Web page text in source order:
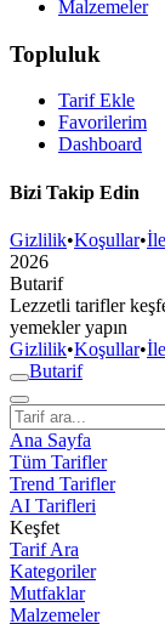
Malzemeler
Topluluk
Tarif Ekle
Favorilerim
Dashboard
Bizi Takip Edin
Gizlilik•Koşullar•
2026
Butarif
Lezzetli tarifler
yemekler yapın
Gizlilik•Koşullar•
Butarif
Ana Sayfa
Tüm Tarifler
Trend Tarifler
AI Tarifleri
Keşfet
Tarif Ara
Kategoriler
Mutfaklar
Malzemeler